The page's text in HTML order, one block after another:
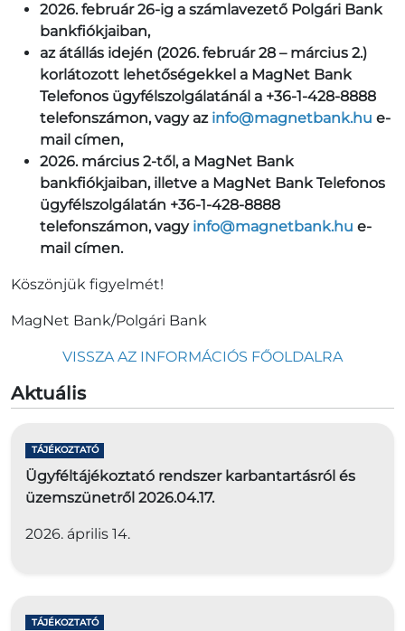
2026. február 26-ig a számlavezető Polgári Bank
bankfiókjaiban,
az átállás idején (2026. február 28 – március 2.)
korlátozott lehetőségekkel a MagNet Bank
Telefonos ügyfélszolgálatánál a +36-1-428-8888
telefonszámon, vagy az info@magnetbank.hu e-
mail címen,
2026. március 2-től, a MagNet Bank
bankfiókjaiban, illetve a MagNet Bank Telefonos
ügyfélszolgálatán +36-1-428-8888
telefonszámon, vagy info@magnetbank.hu e-
mail címen.
Köszönjük figyelmét!
MagNet Bank/Polgári Bank
VISSZA AZ INFORMÁCIÓS FŐOLDALRA
Aktuális
TÁJÉKOZTATÓ
Ügyféltájékoztató rendszer karbantartásról és
üzemszünetről 2026.04.17.
2026. április 14.
TÁJÉKOZTATÓ